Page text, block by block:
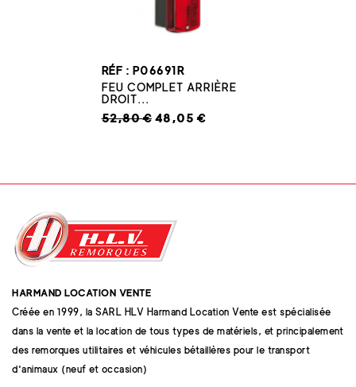
RÉF : P06691R
FEU COMPLET ARRIÈRE
DROIT...
52,80 € 48,05 €
HARMAND LOCATION VENTE
Créée en 1999, la SARL HLV Harmand Location Vente est spécialisée
dans la vente et la location de tous types de matériels, et principalement
des remorques utilitaires et véhicules bétaillères pour le transport
d'animaux (neuf et occasion)